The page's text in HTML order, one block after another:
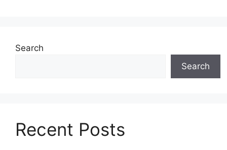
s
Search
Search
Recent Posts